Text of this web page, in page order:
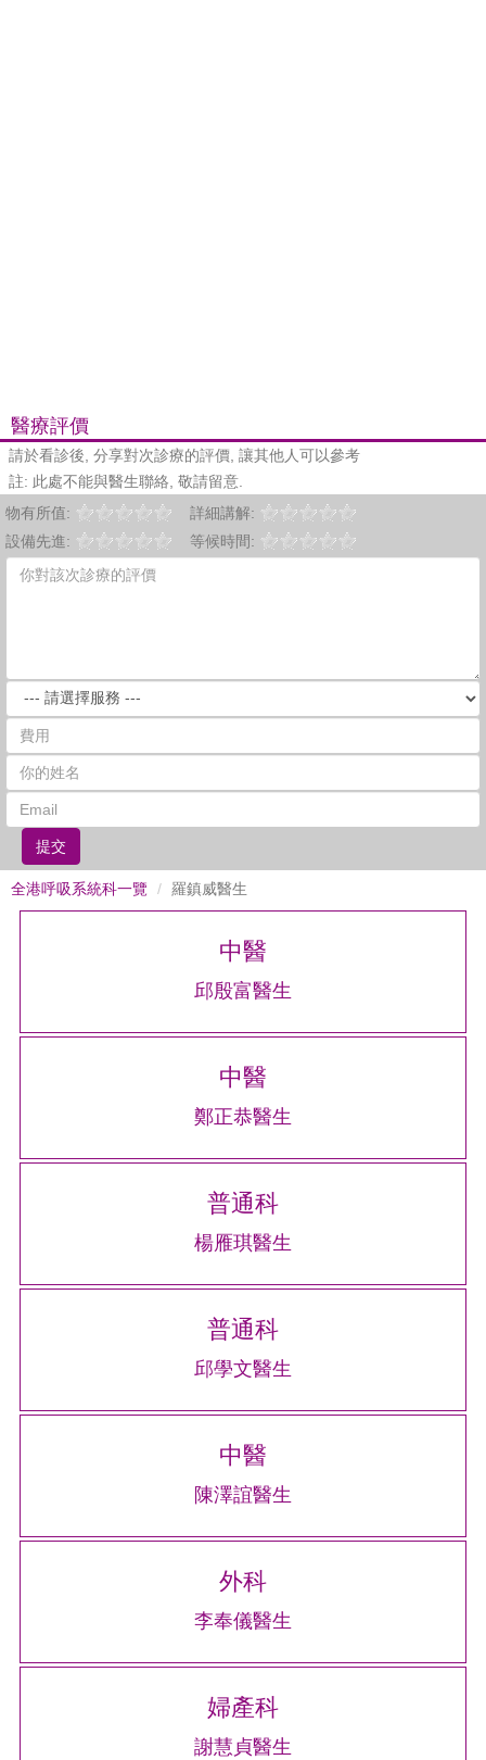
醫療評價
請於看診後, 分享對次診療的評價, 讓其他人可以參考
註: 此處不能與醫生聯絡, 敬請留意.
物有所值:
詳細講解:
設備先進:
等候時間:
提交
全港呼吸系統科一覽 羅鎮威醫生
中醫
邱殷富醫生
中醫
鄭正恭醫生
普通科
楊雁琪醫生
普通科
邱學文醫生
中醫
陳澤誼醫生
外科
李奉儀醫生
婦產科
謝慧貞醫生